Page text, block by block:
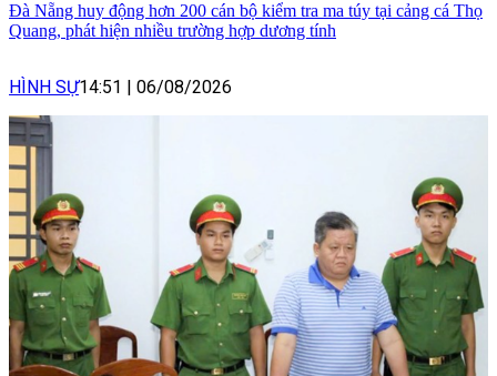
Đà Nẵng huy động hơn 200 cán bộ kiểm tra ma túy tại cảng cá Thọ
Quang, phát hiện nhiều trường hợp dương tính
HÌNH SỰ14:51 06/08/2026